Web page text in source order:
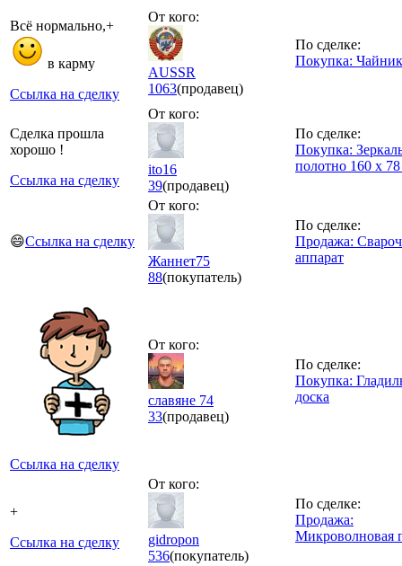
Всё нормально,+
в карму
Ссылка на сделку
От кого:
AUSSR
1063(продавец)
По сделке:
Покупка: Чайник
Сделка прошла
хорошо !
Ссылка на сделку
От кого:
ito16
39(продавец)
По сделке:
Покупка:
полотно 160 х
😄Ссылка на сделку
От кого:
Жаннет75
88(покупатель)
По сделке:
Продажа:
аппарат
Ссылка на сделку
От кого:
славяне 74
33(продавец)
По сделке:
Покупка:
доска
+
Ссылка на сделку
От кого:
gidropon
536(покупатель)
По сделке:
Продажа:
Микроволновая